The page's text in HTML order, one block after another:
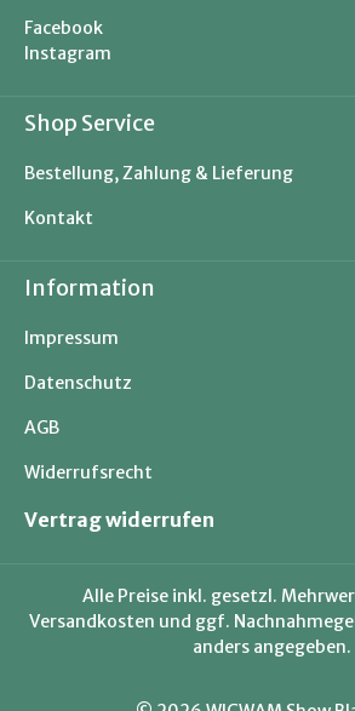
Facebook
Instagram
Shop Service
Bestellung, Zahlung & Lieferung
Kontakt
Information
Impressum
Datenschutz
AGB
Widerrufsrecht
Vertrag widerrufen
Alle Preise inkl. gesetzl.
Versandkosten und ggf.
anders angegeben.